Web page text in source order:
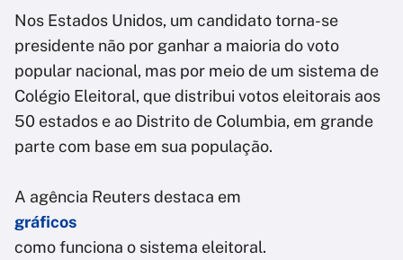
Nos Estados Unidos, um candidato torna-se
presidente não por ganhar a maioria do voto
popular nacional, mas por meio de um sistema de
Colégio Eleitoral, que distribui votos eleitorais aos
50 estados e ao Distrito de Columbia, em grande
parte com base em sua população.
A agência Reuters destaca em
gráficos
como funciona o sistema eleitoral.